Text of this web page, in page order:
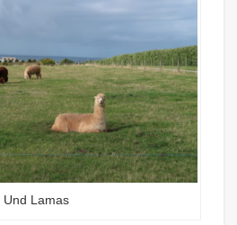
Und Lamas